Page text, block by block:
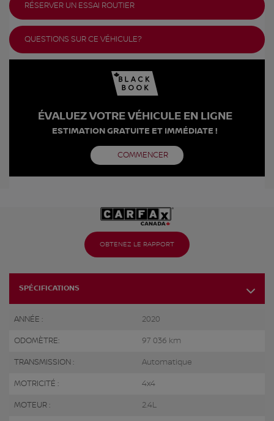
OBTENEZ LE RAPPORT
SPÉCIFICATIONS
ANNÉE : 2020
ODOMÈTRE: 97 036 km
TRANSMISSION : Automatique
MOTRICITÉ : 4x4
MOTEUR : 2.4L
RÉSERVER UN ESSAI ROUTIER
QUESTIONS SUR CE VÉHICULE?
ÉVALUEZ VOTRE VÉHICULE EN LIGNE
ESTIMATION GRATUITE ET IMMÉDIATE !
COMMENCER